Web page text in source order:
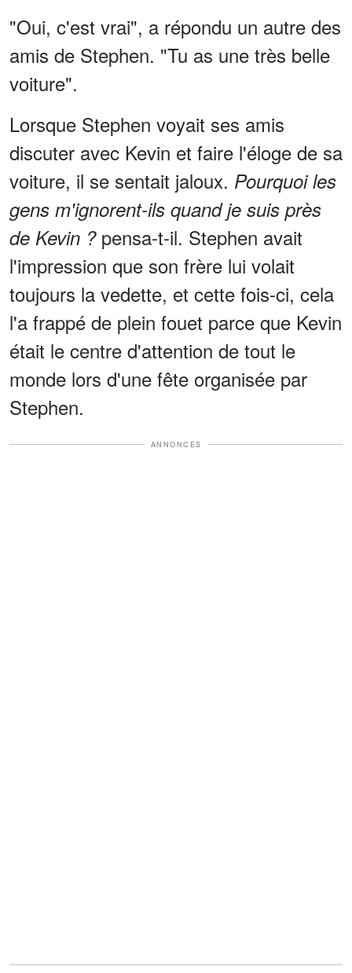
"Oui, c'est vrai", a répondu un autre des
amis de Stephen. "Tu as une très belle
voiture".
Lorsque Stephen voyait ses amis
discuter avec Kevin et faire l'éloge de sa
voiture, il se sentait jaloux. Pourquoi les
gens m'ignorent-ils quand je suis près
de Kevin ?pensa-t-il. Stephen avait
l'impression que son frère lui volait
toujours la vedette, et cette fois-ci, cela
l'a frappé de plein fouet parce que Kevin
était le centre d'attention de tout le
monde lors d'une fête organisée par
Stephen.
ANNONCES